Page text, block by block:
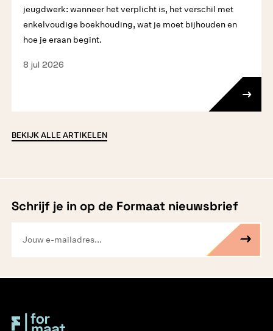
jeugdwerk: wanneer het verplicht is, het verschil met
enkelvoudige boekhouding, wat je moet bijhouden en
hoe je eraan begint.
8 jul 2026
BEKIJK ALLE ARTIKELEN
Schrijf je in op de Formaat nieuwsbrief